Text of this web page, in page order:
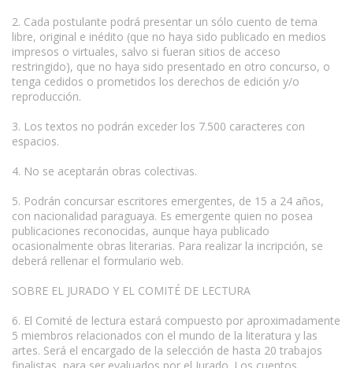
2. Cada postulante podrá presentar un sólo cuento de tema
libre, original e inédito (que no haya sido publicado en medios
impresos o virtuales, salvo si fueran sitios de acceso
restringido), que no haya sido presentado en otro concurso, o
tenga cedidos o prometidos los derechos de edición y/o
reproducción.
3. Los textos no podrán exceder los 7.500 caracteres con
espacios.
4. No se aceptarán obras colectivas.
5. Podrán concursar escritores emergentes, de 15 a 24 años,
con nacionalidad paraguaya. Es emergente quien no posea
publicaciones reconocidas, aunque haya publicado
ocasionalmente obras literarias. Para realizar la incripción, se
deberá rellenar el formulario web.
SOBRE EL JURADO Y EL COMITÉ DE LECTURA
6. El Comité de lectura estará compuesto por aproximadamente
5 miembros relacionados con el mundo de la literatura y las
artes. Será el encargado de la selección de hasta 20 trabajos
finalistas, para ser evaluados por el Jurado. Los cuentos